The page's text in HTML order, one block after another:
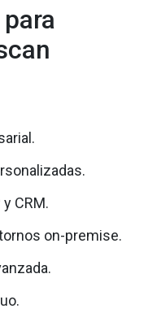
CRM.
on-premise.